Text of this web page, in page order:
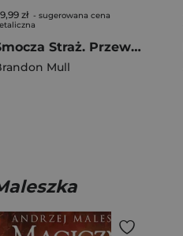
zł - sugerowana cena
Smocza Straż. Przewodnik poszukiwacza przygód
Mull